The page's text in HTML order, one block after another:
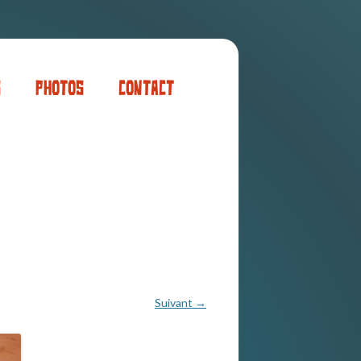
Photos Contact
Suivant →